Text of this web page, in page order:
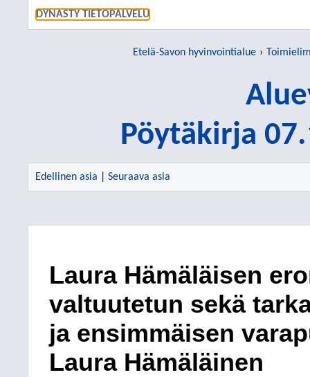
DYNASTY TIETOPALVELU
Etelä-Savon hyvinvointialue
Pöytäkirja
Edellinen asia Seuraava asia
Laura Hämäläisen
valtuutetun sekä
ja ensimmäisen
Laura Hämäläinen